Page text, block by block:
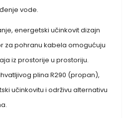
vode.
energetski učinkovit dizajn
za pohranu kabela omogućuju
iz prostorije u prostoriju.
plina R290 (propan),
učinkovitu i održivu alternativu